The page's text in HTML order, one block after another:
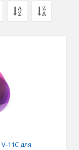
11C для